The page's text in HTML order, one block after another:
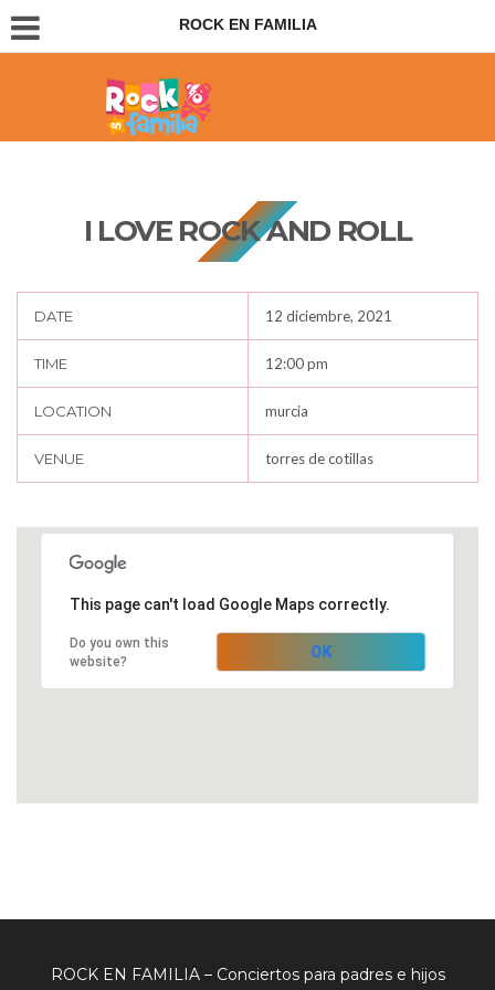
ROCK EN FAMILIA
Conciertos para padres e hijos
I LOVE ROCK AND ROLL
DATE 12 diciembre, 2021
TIME 12:00 pm
LOCATION murcia
VENUE torres de cotillas
This page can't load Google Maps correctly.
Do you own this
website?
OK
ROCK EN FAMILIA – Conciertos para padres e hijos